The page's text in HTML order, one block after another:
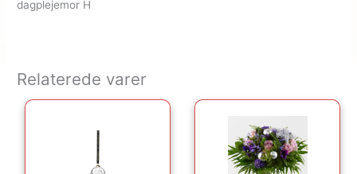
dagplejemor H
Relaterede varer
Den oprindelige pris var: 249.95kr..
Den aktuelle pris er: 124.98kr..